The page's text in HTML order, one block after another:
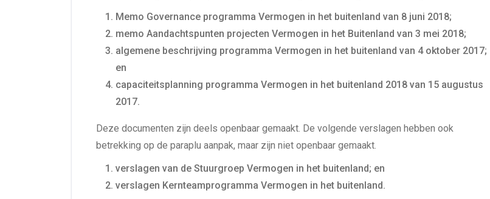
Memo Governance programma Vermogen in het buitenland van 8 juni 2018;
memo Aandachtspunten projecten Vermogen in het Buitenland van 3 mei 2018;
algemene beschrijving programma Vermogen in het buitenland van 4 oktober 2017;
en
capaciteitsplanning programma Vermogen in het buitenland 2018 van 15 augustus
2017.
Deze documenten zijn deels openbaar gemaakt. De volgende verslagen hebben ook
betrekking op de paraplu aanpak, maar zijn niet openbaar gemaakt.
verslagen van de Stuurgroep Vermogen in het buitenland; en
verslagen Kernteamprogramma Vermogen in het buitenland.